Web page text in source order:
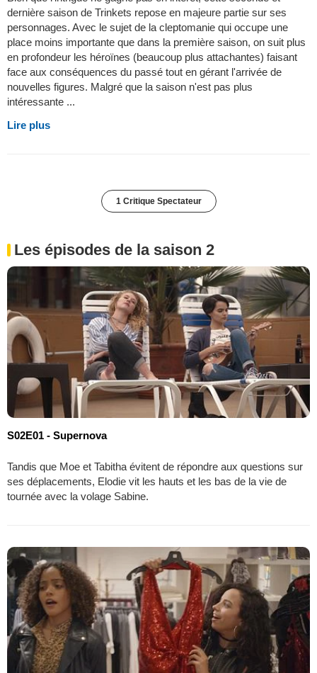
dernière saison de Trinkets repose en majeure partie sur ses
personnages. Avec le sujet de la cleptomanie qui occupe une
place moins importante que dans la première saison, on suit plus
en profondeur les héroïnes (beaucoup plus attachantes) faisant
face aux conséquences du passé tout en gérant l'arrivée de
nouvelles figures. Malgré que la saison n'est pas plus
intéressante ...
Lire plus
1 Critique Spectateur
Les épisodes de la saison 2
S02E01 - Supernova
Tandis que Moe et Tabitha évitent de répondre aux questions sur
ses déplacements, Elodie vit les hauts et les bas de la vie de
tournée avec la volage Sabine.